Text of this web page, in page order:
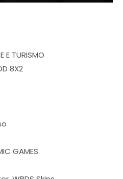
E TURISMO
8X2
GAMES.